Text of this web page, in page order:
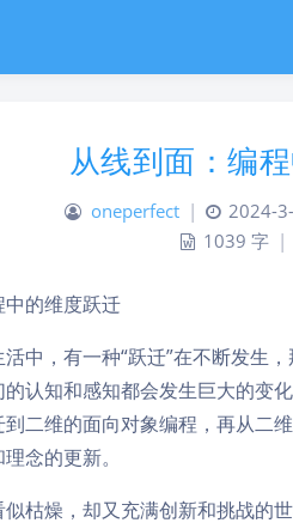
从线到面：编
oneperfect | 2024-
1039 字 |
的维度跃迁
中，有一种“跃迁”在不断发生
认知和感知都会发生巨大的变
二维的面向对象编程，再从二
念的更新。
枯燥，却又充满创新和挑战的